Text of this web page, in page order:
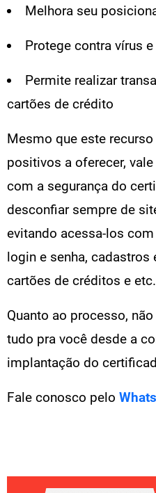
Melhora seu
Protege contra vírus
Permite realizar
cartões de crédito
Mesmo que este
positivos a oferecer,
com a segurança do
desconfiar sempre de
evitando acessa-los
login e senha,
cartões de créditos e etc.
Quanto ao processo,
tudo pra você desde a
implantação do
Fale conosco pelo